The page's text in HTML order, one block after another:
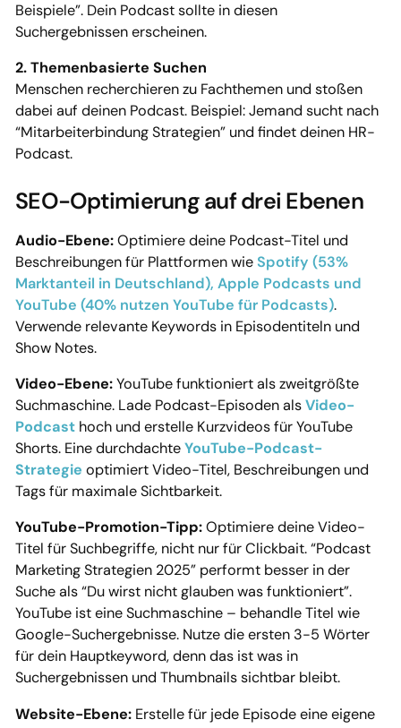
Beispiele”. Dein Podcast sollte in diesen
Suchergebnissen erscheinen.
2. Themenbasierte Suchen
Menschen recherchieren zu Fachthemen und stoßen
dabei auf deinen Podcast. Beispiel: Jemand sucht nach
“Mitarbeiterbindung Strategien” und findet deinen HR-
Podcast.
SEO-Optimierung auf drei Ebenen
Audio-Ebene:Optimiere deine Podcast-Titel und
Beschreibungen für Plattformen wie Spotify (53%
Marktanteil in Deutschland), Apple Podcasts und
YouTube (40% nutzen YouTube für Podcasts).
Verwende relevante Keywords in Episodentiteln und
Show Notes.
Video-Ebene:YouTube funktioniert als zweitgrößte
Suchmaschine. Lade Podcast-Episoden alsVideo-
Podcast hoch und erstelle Kurzvideos für YouTube
Shorts. Eine durchdachteYouTube-Podcast-
Strategie optimiert Video-Titel, Beschreibungen und
Tags für maximale Sichtbarkeit.
YouTube-Promotion-Tipp:Optimiere deine Video-
Titel für Suchbegriffe, nicht nur für Clickbait. “Podcast
Marketing Strategien 2025” performt besser in der
Suche als “Du wirst nicht glauben was funktioniert”.
YouTube ist eine Suchmaschine – behandle Titel wie
Google-Suchergebnisse. Nutze die ersten 3-5 Wörter
für dein Hauptkeyword, denn das ist was in
Suchergebnissen und Thumbnails sichtbar bleibt.
Website-Ebene: Erstelle für jede Episode eine eigene